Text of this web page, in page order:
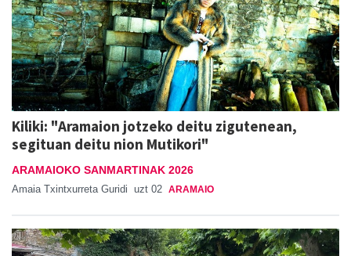
Kiliki: "Aramaion jotzeko deitu zigutenean,
segituan deitu nion Mutikori"
ARAMAIOKO SANMARTINAK 2026
Amaia Txintxurreta Guridi uzt 02 ARAMAIO